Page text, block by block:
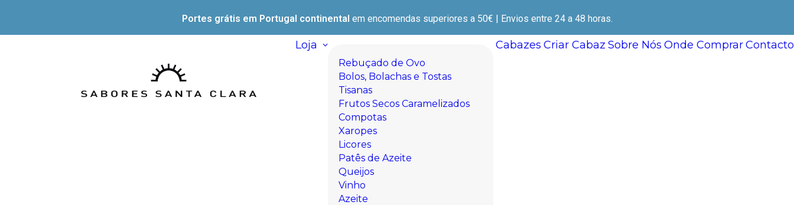
Portes grátis em Portugal continental em encomendas superiores a 50€ | Envios entre 24 a 48 horas.
Loja
Rebuçado de Ovo
Bolos, Bolachas e Tostas
Tisanas
Frutos Secos Caramelizados
Compotas
Xaropes
Licores
Patês de Azeite
Queijos
Vinho
Azeite
Cabazes Criar Cabaz Sobre Nós Onde Comprar